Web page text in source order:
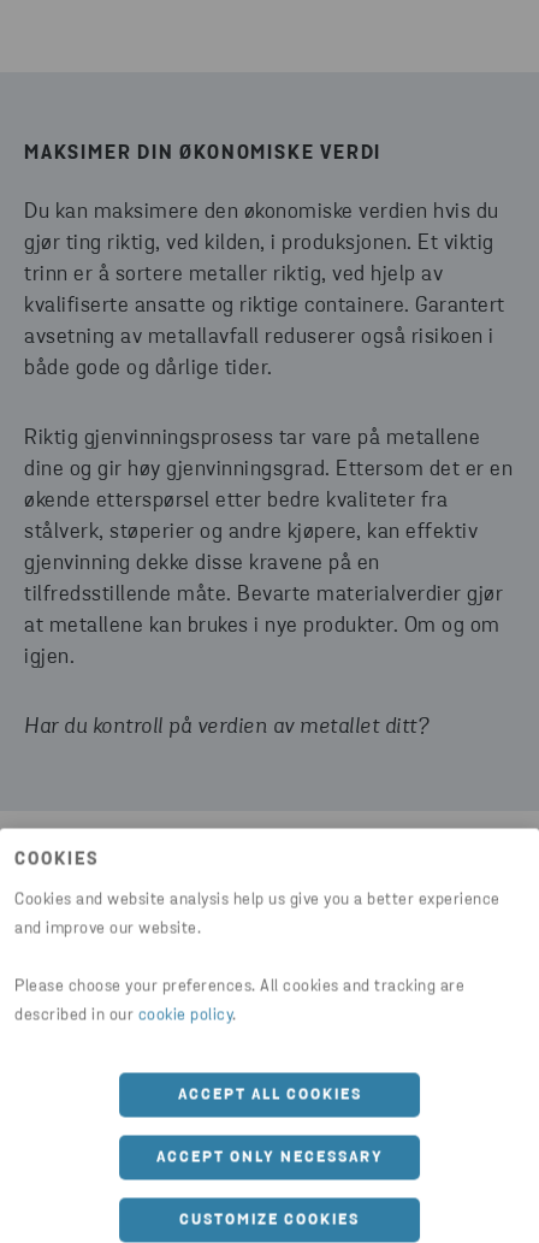
COOKIES
Cookies and website analysis help us give you a better experience
and improve our website.
Please choose your preferences. All cookies and tracking are
described in our cookie policy.
ACCEPT ALL COOKIES
ACCEPT ONLY NECESSARY
CUSTOMIZE COOKIES
MAKSIMER DIN ØKONOMISKE VERDI
Du kan maksimere den økonomiske verdien hvis du
gjør ting riktig, ved kilden, i produksjonen. Et viktig
trinn er å sortere metaller riktig, ved hjelp av
kvalifiserte ansatte og riktige containere. Garantert
avsetning av metallavfall reduserer også risikoen i
både gode og dårlige tider.
Riktig gjenvinningsprosess tar vare på metallene
dine og gir høy gjenvinningsgrad. Ettersom det er en
økende etterspørsel etter bedre kvaliteter fra
stålverk, støperier og andre kjøpere, kan effektiv
gjenvinning dekke disse kravene på en
tilfredsstillende måte. Bevarte materialverdier gjør
at metallene kan brukes i nye produkter. Om og om
igjen.
Har du kontroll på verdien av metallet ditt?
Del artikkel
HTTPS://WWW.STENARECYCLING.COM/NO/
Du vil kanskje også være
interessert i